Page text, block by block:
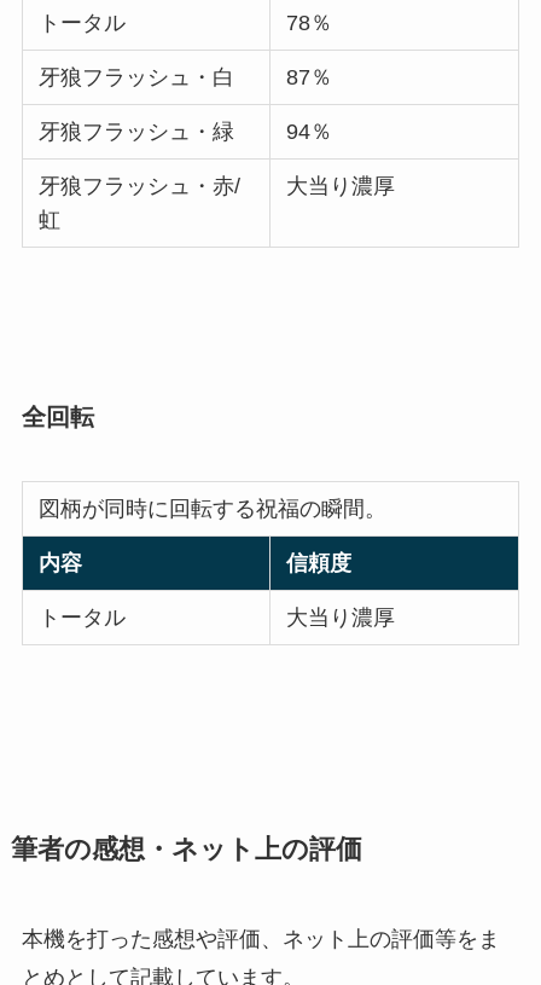
トータル 78％
牙狼フラッシュ・白 87％
牙狼フラッシュ・緑 94％
牙狼フラッシュ・赤/
虹
大当り濃厚
全回転
図柄が同時に回転する祝福の瞬間。
内容 信頼度
トータル 大当り濃厚
筆者の感想・ネット上の評価
本機を打った感想や評価、ネット上の評価等をま
とめとして記載しています。